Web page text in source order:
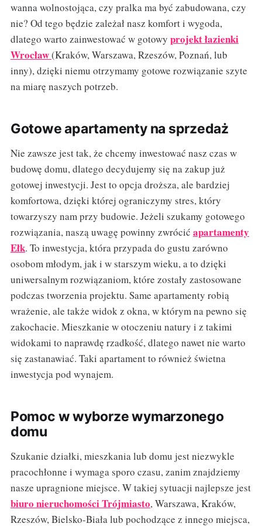
wanna wolnostojąca, czy pralka ma być zabudowana, czy
nie? Od tego będzie zależał nasz komfort i wygoda,
dlatego warto zainwestować w gotowy projekt łazienki
Wrocław(Kraków, Warszawa, Rzeszów, Poznań, lub
inny), dzięki niemu otrzymamy gotowe rozwiązanie szyte
na miarę naszych potrzeb.
Gotowe apartamenty na sprzedaż
Nie zawsze jest tak, że chcemy inwestować nasz czas w
budowę domu, dlatego decydujemy się na zakup już
gotowej inwestycji. Jest to opcja droższa, ale bardziej
komfortowa, dzięki której ograniczymy stres, który
towarzyszy nam przy budowie. Jeżeli szukamy gotowego
rozwiązania, naszą uwagę powinny zwrócić apartamenty
Ełk. To inwestycja, która przypada do gustu zarówno
osobom młodym, jak i w starszym wieku, a to dzięki
uniwersalnym rozwiązaniom, które zostały zastosowane
podczas tworzenia projektu. Same apartamenty robią
wrażenie, ale także widok z okna, w którym na pewno się
zakochacie. Mieszkanie w otoczeniu natury i z takimi
widokami to naprawdę rzadkość, dlatego nawet nie warto
się zastanawiać. Taki apartament to również świetna
inwestycja pod wynajem.
Pomoc w wyborze wymarzonego
domu
Szukanie działki, mieszkania lub domu jest niezwykle
pracochłonne i wymaga sporo czasu, zanim znajdziemy
nasze upragnione miejsce. W takiej sytuacji najlepsze jest
biuro nieruchomości Trójmiasto, Warszawa, Kraków,
Rzeszów, Bielsko-Biała lub pochodzące z innego miejsca,